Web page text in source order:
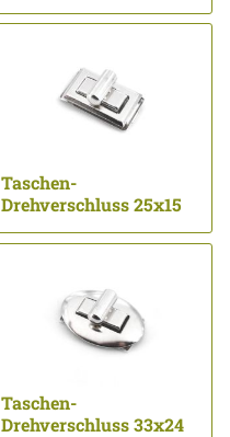
...
Taschen-
Drehverschluss 25x15
Taschen-
Drehverschluss 33x24